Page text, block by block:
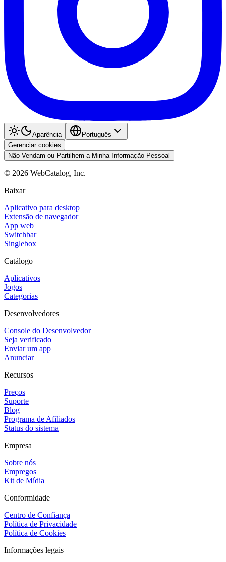
Aparência
Português
Gerenciar cookies
Não Vendam ou Partilhem a Minha Informação Pessoal
© 2026 WebCatalog, Inc.
Baixar
Aplicativo para desktop
Extensão de navegador
App web
Switchbar
Singlebox
Catálogo
Aplicativos
Jogos
Categorias
Desenvolvedores
Console do Desenvolvedor
Seja verificado
Enviar um app
Anunciar
Recursos
Preços
Suporte
Blog
Programa de Afiliados
Status do sistema
Empresa
Sobre nós
Empregos
Kit de Mídia
Conformidade
Centro de Confiança
Política de Privacidade
Política de Cookies
Informações legais